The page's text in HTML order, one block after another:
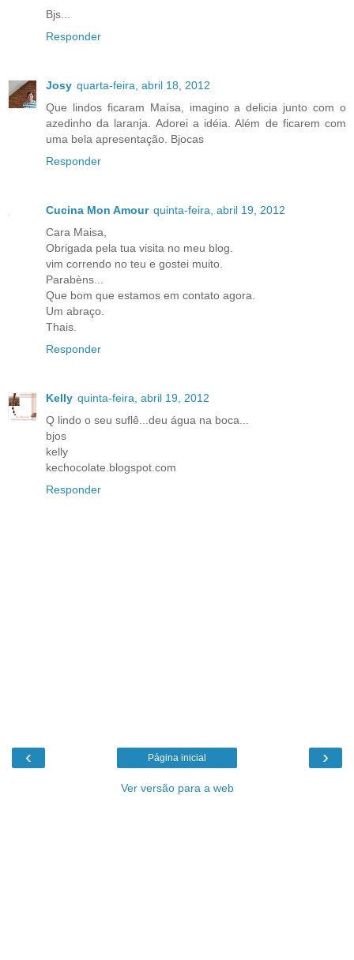
Bjs...
Responder
Josy quarta-feira, abril 18, 2012
Que lindos ficaram Maísa, imagino a delicia junto com o
azedinho da laranja. Adorei a idéia. Além de ficarem com
uma bela apresentação. Bjocas
Responder
Cucina Mon Amour quinta-feira, abril 19, 2012
Cara Maisa,
Obrigada pela tua visita no meu blog.
vim correndo no teu e gostei muito.
Parabèns...
Que bom que estamos em contato agora.
Um abraço.
Thais.
Responder
Kelly quinta-feira, abril 19, 2012
Q lindo o seu suflê...deu água na boca...
bjos
kelly
kechocolate.blogspot.com
Responder
‹ ›
Página inicial
Ver versão para a web